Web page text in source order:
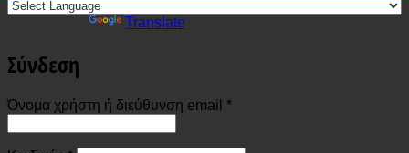
Translate
Σύνδεση
Όνομα χρήστη ή διεύθυνση email *Απαιτείται